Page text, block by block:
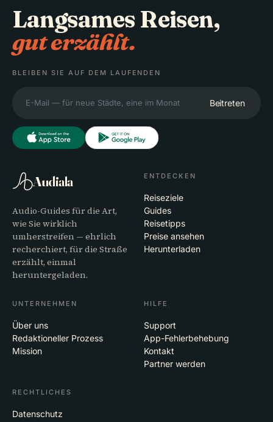
Langsames Reisen,
gut erzählt.
BLEIBEN SIE AUF DEM LAUFENDEN
Beitreten
Audiala
Audio-Guides für die Art,
wie Sie wirklich
umherstreifen — ehrlich
recherchiert, für die Straße
erzählt, einmal
heruntergeladen.
ENTDECKEN
Reiseziele
Guides
Reisetipps
Preise ansehen
Herunterladen
UNTERNEHMEN
Über uns
Redaktioneller Prozess
Mission
HILFE
Support
App-Fehlerbehebung
Kontakt
Partner werden
RECHTLICHES
Datenschutz